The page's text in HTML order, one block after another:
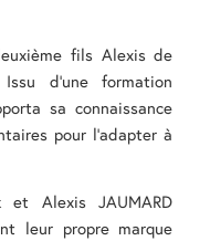
fils Alexis de
d’une formation
sa connaissance
pour l’adapter à
Alexis JAUMARD
leur propre marque